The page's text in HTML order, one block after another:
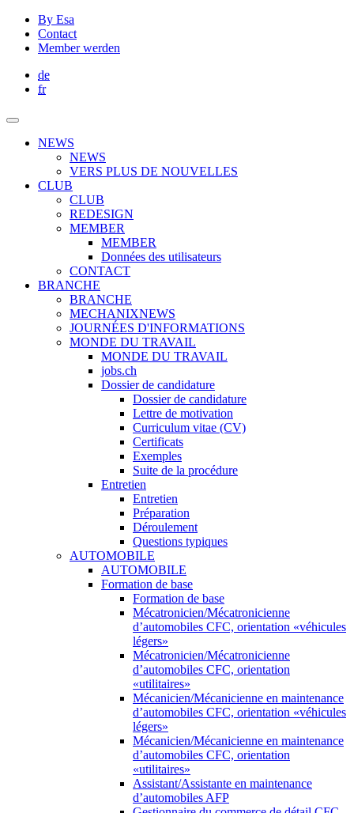
By Esa
Contact
Member werden
de
fr
NEWS
NEWS
VERS PLUS DE NOUVELLES
CLUB
CLUB
REDESIGN
MEMBER
MEMBER
Données des utilisateurs
CONTACT
BRANCHE
BRANCHE
MECHANIXNEWS
JOURNÉES D'INFORMATIONS
MONDE DU TRAVAIL
MONDE DU TRAVAIL
jobs.ch
Dossier de candidature
Dossier de candidature
Lettre de motivation
Curriculum vitae (CV)
Certificats
Exemples
Suite de la procédure
Entretien
Entretien
Préparation
Déroulement
Questions typiques
AUTOMOBILE
AUTOMOBILE
Formation de base
Formation de base
Mécatronicien/Mécatronicienne
d’automobiles CFC, orientation «véhicules
légers»
Mécatronicien/Mécatronicienne
d’automobiles CFC, orientation
«utilitaires»
Mécanicien/Mécanicienne en maintenance
d’automobiles CFC, orientation «véhicules
légers»
Mécanicien/Mécanicienne en maintenance
d’automobiles CFC, orientation
«utilitaires»
Assistant/Assistante en maintenance
d’automobiles AFP